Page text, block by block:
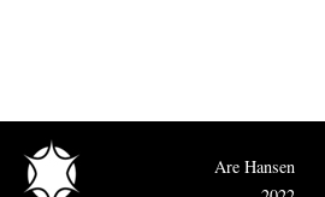
Are Hansen